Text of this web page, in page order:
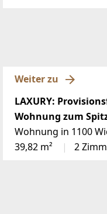
Weiter zu
LAXURY:
Wohnung zum
Wohnung in 1100
39,82 m²
2